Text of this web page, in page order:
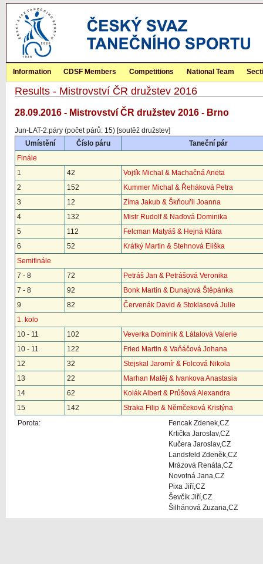
Information CDSF Members Competitions National Team
Results - Mistrovství ČR družstev 2016
28.09.2016 - Mistrovství ČR družstev 2016 - Brno
Jun-LAT-2.páry (počet párů: 15) [soutěž družstev]
Umístění
Číslo páru
Taneční pár
Finále
1
42
Vojtík Michal & Machačná Aneta
2
152
Kummer Michal & Řeháková Petra
3
12
Zíma Jakub & Škňouřil Joanna
4
132
Mistr Rudolf & Naďová Dominika
5
112
Felcman Matyáš & Hejná Klára
6
52
Krátký Martin & Stehnová Eliška
Semifinále
7 - 8
72
Petráš Jan & Petrášová Veronika
7 - 8
92
Bonk Martin & Dunajová Štěpánka
9
82
Červenák David & Stoklasová Julie
1. kolo
10 - 11
102
Veverka Dominik & Látalová Valerie
10 - 11
122
Fried Martin & Vaňáčová Johana
12
32
Stejskal Jaromír & Folcová Nikola
13
22
Marhan Matěj & Ivankova Anastasia
14
62
Kolák Albert & Průšová Alexandra
15
142
Straka Filip & Němčeková Kristýna
Porota:
Fencak Zdenek,CZ
Krtička Jaroslav,CZ
Kučera Jaroslav,CZ
Landsfeld Zdeněk,CZ
Mrázová Renáta,CZ
Novotná Jana,CZ
Pixa Jiří,CZ
Ševčík Jiří,CZ
Šilhánová Zuzana,CZ